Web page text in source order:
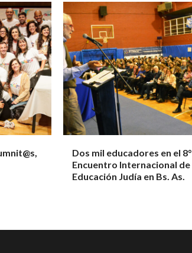
Dos mil educadores en el 8°
Encuentro Internacional de
Educación Judía en Bs. As.